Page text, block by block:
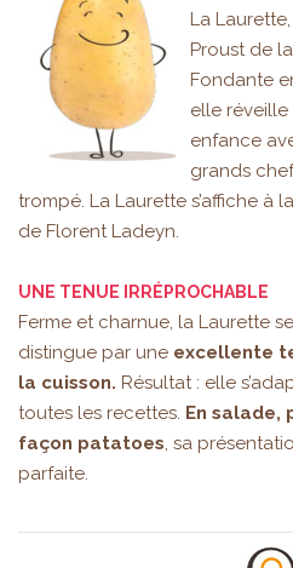
La
Proust de
Fondante
elle
enfance
grands
trompé. La Laurette s’affiche à
de Florent Ladeyn.
UNE TENUE IRRÉPROCHABLE
Ferme et charnue, la Laurette se
distingue par une excellente
la cuisson. Résultat : elle
toutes les recettes. En salade,
façon patatoes, sa
parfaite.